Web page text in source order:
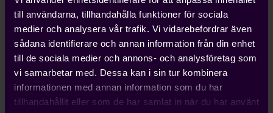
till användarna, tillhandahålla funktioner för sociala
medier och analysera vår trafik. Vi vidarebefordrar även
sådana identifierare och annan information från din enhet
till de sociala medier och annons- och analysföretag som
vi samarbetar med. Dessa kan i sin tur kombinera
informationen med annan information som du har
tillhandahållit eller som de har samlat in när du har använt
Tillsammans med våra medlemsföretag vill
Teknikföretagen belysa hur industrin kan bidra till
att bygga ett mer robust kraftsystem, och vilka svar
myndigheter och beslutsfattare behöver leverera
för att företagen ska kunna planera och bidra.
Vi hoppas att denna rapport ska ge ökad förståelse